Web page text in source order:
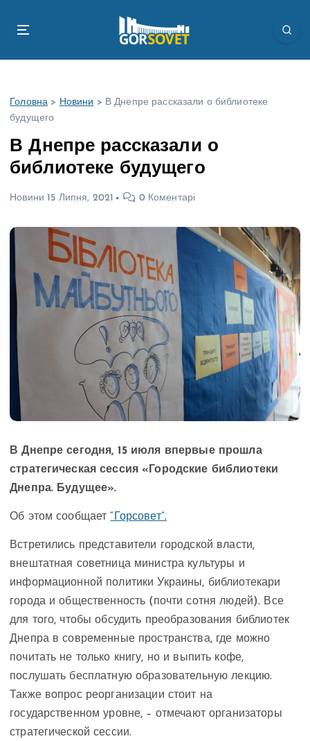
Головна > Новини > В Днепре рассказали о библиотеке
будущего
В Днепре рассказали о
библиотеке будущего
Новини 15 Липня, 2021 0 Коментарі
В Днепре сегодня, 15 июля впервые прошла
стратегическая сессия «Городские библиотеки
Днепра. Будущее».
Об этом сообщает“Горсовет”.
Встретились представители городской власти,
внештатная советница министра культуры и
информационной политики Украины, библиотекари
города и общественность (почти сотня людей). Все
для того, чтобы обсудить преобразования библиотек
Днепра в современные пространства, где можно
почитать не только книгу, но и выпить кофе,
послушать бесплатную образовательную лекцию.
Также вопрос реорганизации стоит на
государственном уровне, – отмечают организаторы
стратегической сессии.